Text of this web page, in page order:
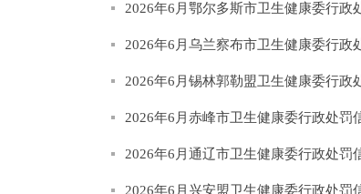
2026年6月鄂尔多斯市卫生健康委行政
2026年6月乌兰察布市卫生健康委行政
2026年6月锡林郭勒盟卫生健康委行政
2026年6月赤峰市卫生健康委行政处罚
2026年6月通辽市卫生健康委行政处罚
2026年6月兴安盟卫生健康委行政处罚